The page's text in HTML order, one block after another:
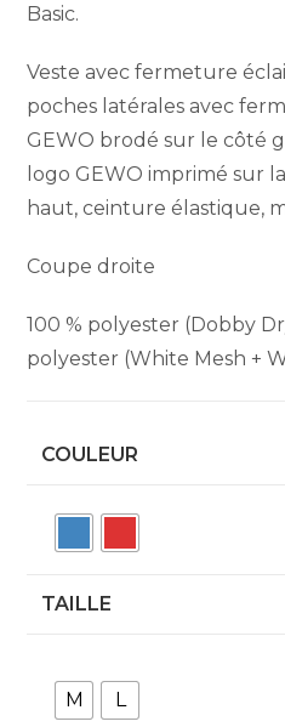
Basic.
Veste avec fermeture
poches latérales avec
GEWO brodé sur le côté
logo GEWO imprimé sur
haut, ceinture élastique,
Coupe droite
100 % polyester (Dobby
polyester (White Mesh +
COULEUR
TAILLE
M L